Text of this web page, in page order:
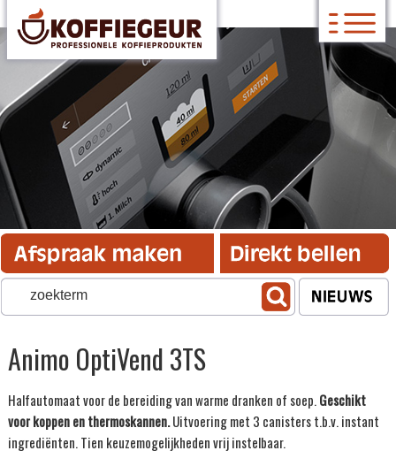
Animo OptiVend 3TS
Halfautomaat voor de bereiding van warme dranken of soep.Geschikt
voor koppen en thermoskannen.Uitvoering met 3 canisters t.b.v. instant
ingrediënten. Tien keuzemogelijkheden vrij instelbaar.